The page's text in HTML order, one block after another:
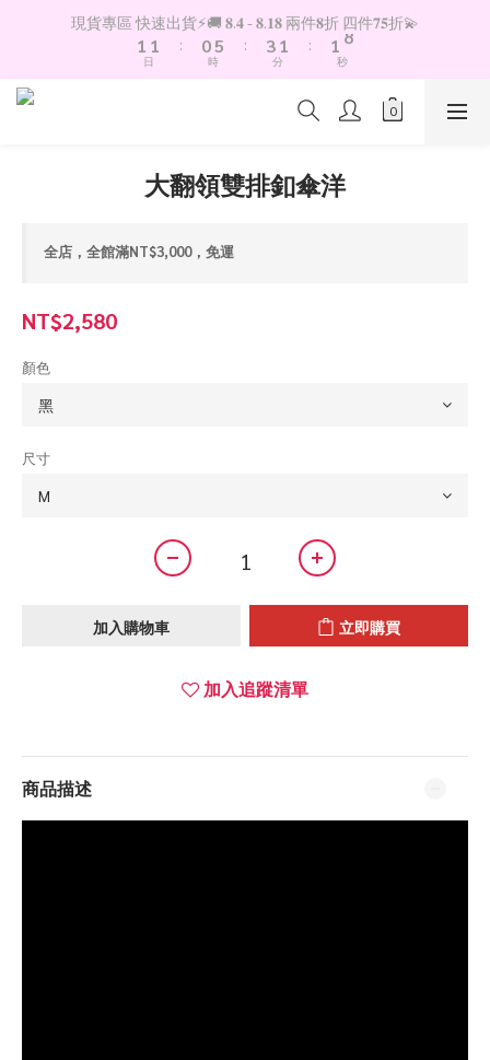
現貨專區 快速出貨⚡️🚚 𝟖.𝟒 - 𝟖.𝟏𝟖 兩件𝟖折 四件𝟕𝟓折💫
2
1
0
2
1
0
日
:
1
0
6
5
4
時
:
4
3
2
2
1
0
分
:
2
1
0
8
7
6
4
1
秒
大翻領雙排釦傘洋
全店，全館滿NT$3,000，免運
NT$2,580
顏色
尺寸
加入購物車 立即購買
加入追蹤清單
商品描述